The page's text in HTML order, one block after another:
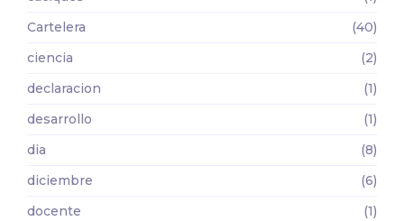
Cartelera
(40)
ciencia
(2)
declaracion
(1)
desarrollo
(1)
dia
(8)
diciembre
(6)
docente
(1)